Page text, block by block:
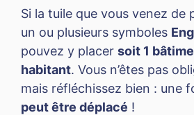
Si la tuile que vous venez de
un ou plusieurs symboles
pouvez y placer soit 1
habitant. Vous n’êtes pas
mais réfléchissez bien : une
peut être déplacé !